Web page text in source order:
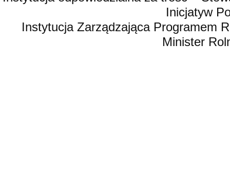
Inicjatyw
Instytucja Zarządzająca Programem
Minister